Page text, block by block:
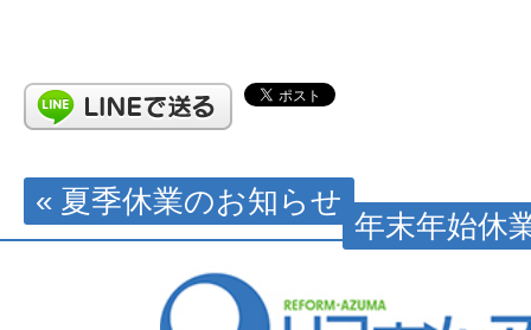
« 夏季休業のお知らせ
年末年始休